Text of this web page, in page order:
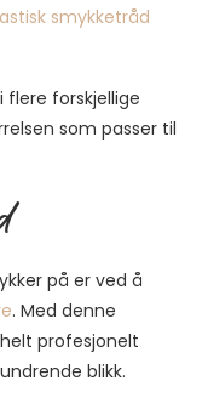
smykketråd
flere forskjellige
som passer til
på er ved å
. Med denne
profesjonelt
blikk.